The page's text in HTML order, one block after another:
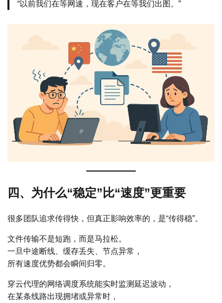
“以前我们在等网速，现在客户在等我们出图。”
四、为什么“稳定”比“速度”更重要
很多团队追求传得快，但真正影响效率的，是“传得稳”。
文件传输不是短跑，而是马拉松。
一旦中途断线、缓存丢失、节点异常，
所有速度优势都会瞬间归零。
穿云代理的网络调度系统能实时监测延迟波动，
在某条线路出现拥堵或异常时，